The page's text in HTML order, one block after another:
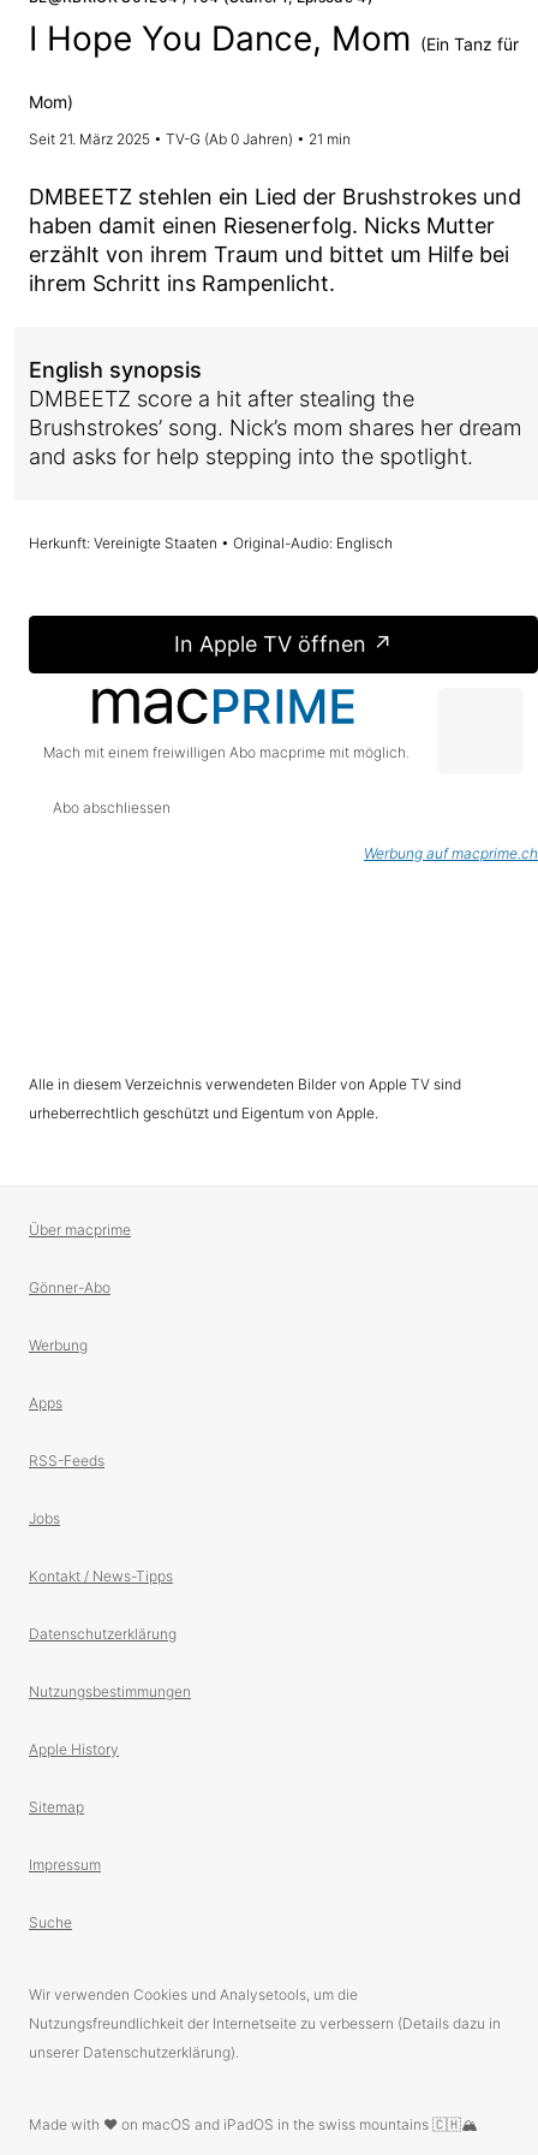
I Hope You Dance, Mom (Ein Tanz für
Mom)
Seit 21. März 2025 • TV-G (Ab 0 Jahren) • 21 min
DMBEETZ stehlen ein Lied der Brushstrokes und
haben damit einen Riesenerfolg. Nicks Mutter
erzählt von ihrem Traum und bittet um Hilfe bei
ihrem Schritt ins Rampenlicht.
English synopsis
DMBEETZ score a hit after stealing the
Brushstrokes’ song. Nick’s mom shares her dream
and asks for help stepping into the spotlight.
Herkunft: Vereinigte Staaten • Original-Audio: Englisch
In Apple TV öffnen ↗
Mach mit einem freiwilligen Abo macprime mit möglich.
Abo abschliessen
Werbung auf macprime.ch
Alle in diesem Verzeichnis verwendeten Bilder von Apple TV sind
urheberrechtlich geschützt und Eigentum von Apple.
Über macprime
Gönner-Abo
Werbung
Apps
RSS-Feeds
Jobs
Kontakt / News-Tipps
Datenschutzerklärung
Nutzungsbestimmungen
Apple History
Sitemap
Impressum
Suche
Wir verwenden Cookies und Analysetools, um die
Nutzungsfreundlichkeit der Internetseite zu verbessern (Details dazu in
unserer Datenschutzerklärung).
Made with ❤️ on macOS and iPadOS in the swiss mountains 🇨🇭🏔